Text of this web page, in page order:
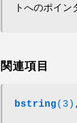
トへのポイ
関連項目
bstring(3)